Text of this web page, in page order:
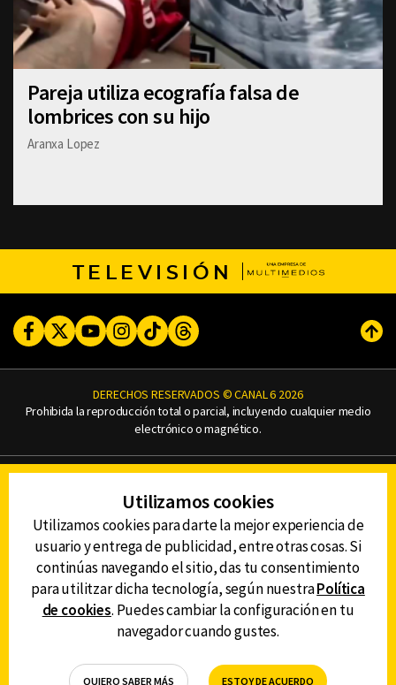
Pareja utiliza ecografía falsa de
lombrices con su hijo
Aranxa Lopez
TELEVISIÓN
FacebookTwitterYoutubeInstagram
TikTokThreads
DERECHOS RESERVADOS © CANAL 6 2026
Prohibida la reproducción total o parcial, incluyendo cualquier medio
electrónico o magnético.
AVISO DE PRIVACIDAD
AVISO LEGAL
DEFENSORÍA DE LAS AUDIENCIAS
DESCARGA LA APP DE CANAL 6
Utilizamos cookies
Utilizamos cookies para darte la mejor experiencia de
usuario y entrega de publicidad, entre otras cosas. Si
continúas navegando el sitio, das tu consentimiento
para utilitzar dicha tecnología, según nuestraPolítica
de cookies. Puedes cambiar la configuración en tu
navegador cuando gustes.
QUIERO SABER MÁS ESTOY DE ACUERDO